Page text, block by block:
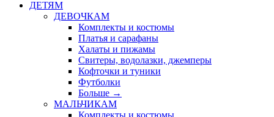
ДЕТЯМ
ДЕВОЧКАМ
Комплекты и костюмы
Платья и сарафаны
Халаты и пижамы
Свитеры, водолазки, джемперы
Кофточки и туники
Футболки
Больше →
МАЛЬЧИКАМ
Комплекты и костюмы